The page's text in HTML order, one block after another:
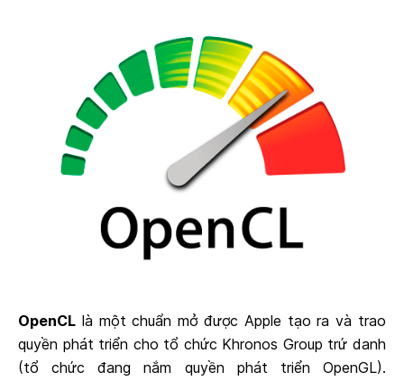
OpenCL là một chuẩn mở được Apple tạo ra và trao
quyền phát triển cho tổ chức Khronos Group trứ danh
(tổ chức đang nắm quyền phát triển OpenGL).